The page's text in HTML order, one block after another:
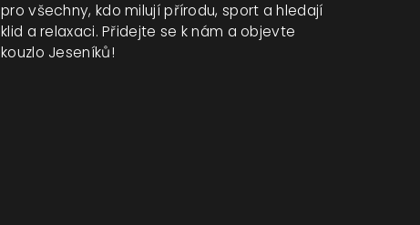
pro všechny, kdo milují přírodu, sport a hledají
klid a relaxaci. Přidejte se k nám a objevte
kouzlo Jeseníků!